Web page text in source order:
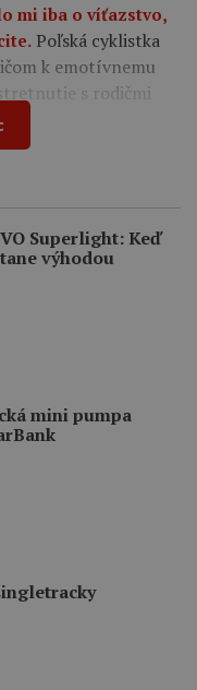
mi iba o víťazstvo,
Poľská cyklistka
k emotívnemu
s rodičmi
Superlight: Keď
výhodou
mini pumpa